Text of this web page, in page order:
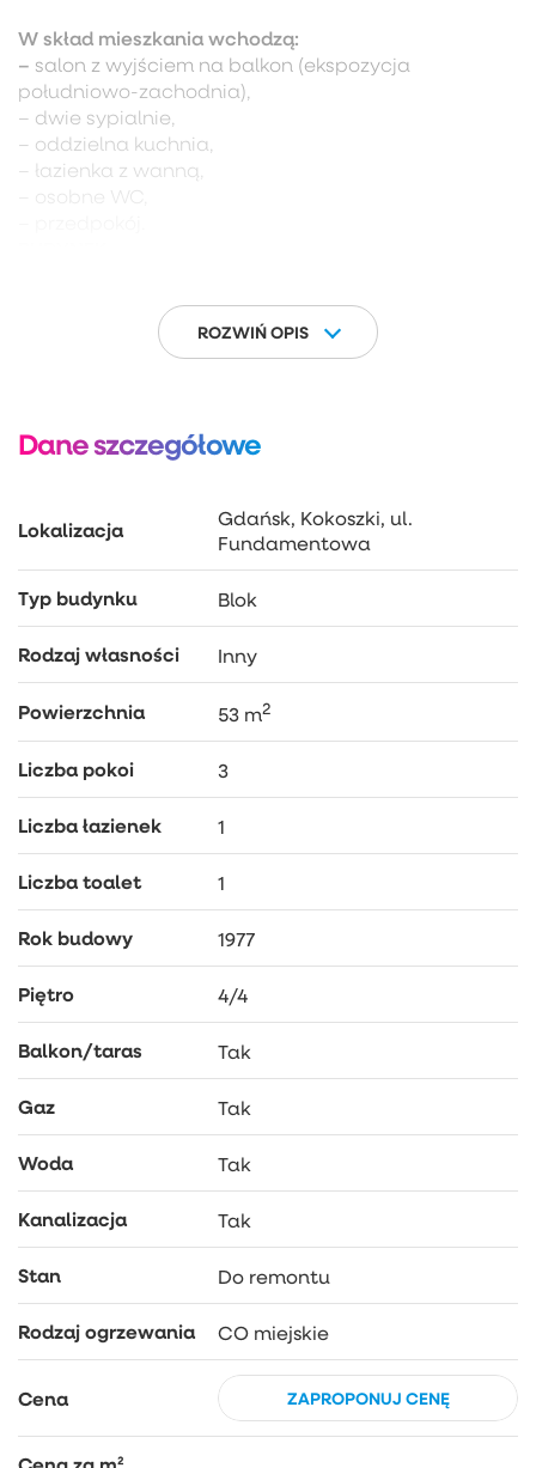
W skład mieszkania wchodzą:
– salon z wyjściem na balkon (ekspozycja
południowo-zachodnia),
– dwie sypialnie,
– oddzielna kuchnia,
– łazienka z wanną,
– osobne WC,
w 1977 roku.Ogólny stan
nieruchomości należy uznać za dobry. Klatka
INFORMACJE DODATKOWE:
– Średni czynsz wraz z zaliczkami około 800 zł
– Do mieszkania przynależy piwnica około 4m.
– Wokół budynku ogólnodostępne miejsca
parkingowe dla mieszkańców.
Serdecznie zapraszam na prezentacje! Chętnie
odpowiem na Państwa pytania.
ROZWIŃ OPIS
Dane szczegółowe
Lokalizacja
Gdańsk, Kokoszki, ul.
Fundamentowa
Typ budynku Blok
Rodzaj własności Inny
Powierzchnia 53 m2
Liczba pokoi 3
Liczba łazienek 1
Liczba toalet 1
Rok budowy 1977
Piętro 4/4
Balkon/taras Tak
Gaz Tak
Woda Tak
Kanalizacja Tak
Stan Do remontu
Rodzaj ogrzewania CO miejskie
Cena ZAPROPONUJ CENĘ